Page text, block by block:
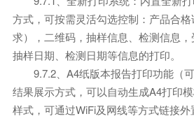
方式，可按需灵活勾选控制：产品合
求），二维码，抽样信息、检测信息，
抽样日期、检测日期等信息的打印。
9.7.2、A4纸版本报告打印功能（
结果展示方式，可以自动生成A4打印
样式，可通过WiFi及网线等方式链接外